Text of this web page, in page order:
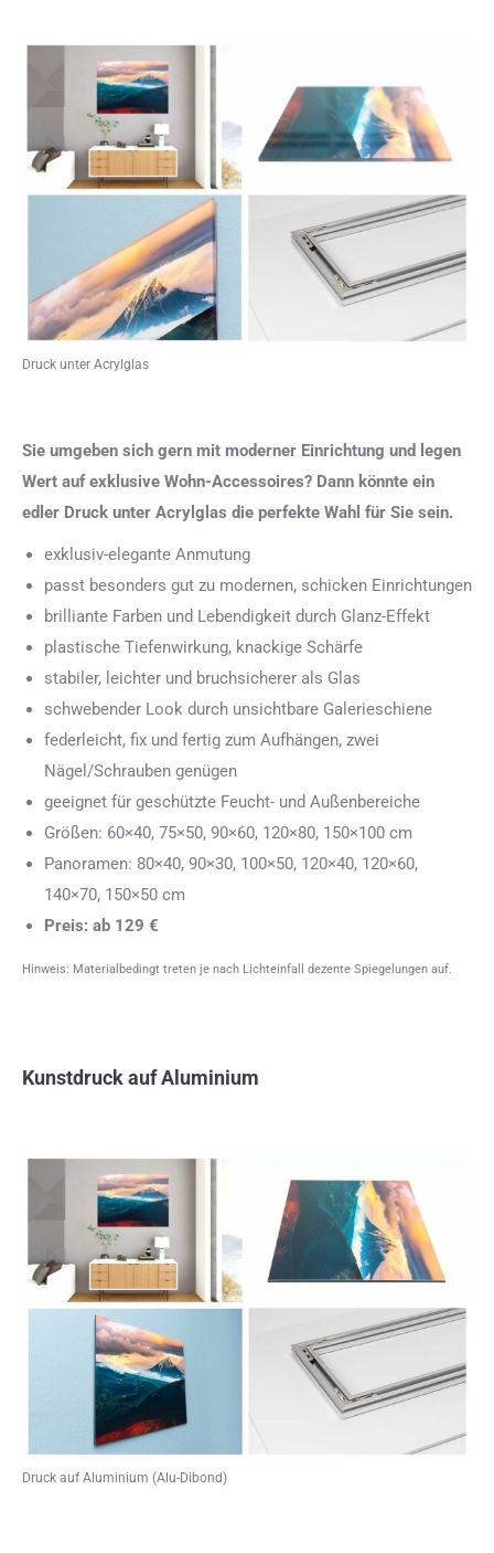
Druck unter Acrylglas
Sie umgeben sich gern mit moderner Einrichtung und legen
Wert auf exklusive Wohn-Accessoires? Dann könnte ein
edler Druck unter Acrylglas die perfekte Wahl für Sie sein.
exklusiv-elegante Anmutung
passt besonders gut zu modernen, schicken Einrichtungen
brilliante Farben und Lebendigkeit durch Glanz-Effekt
plastische Tiefenwirkung, knackige Schärfe
stabiler, leichter und bruchsicherer als Glas
schwebender Look durch unsichtbare Galerieschiene
federleicht, fix und fertig zum Aufhängen, zwei
Nägel/Schrauben genügen
geeignet für geschützte Feucht- und Außenbereiche
Größen: 60×40, 75×50, 90×60, 120×80, 150×100 cm
Panoramen: 80×40, 90×30, 100×50, 120×40, 120×60,
140×70, 150×50 cm
Preis: ab 129 €
Hinweis: Materialbedingt treten je nach Lichteinfall dezente Spiegelungen auf.
Kunstdruck auf Aluminium
Druck auf Aluminium (Alu-Dibond)